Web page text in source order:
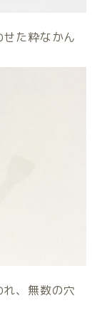
た粋なかん
、無数の穴